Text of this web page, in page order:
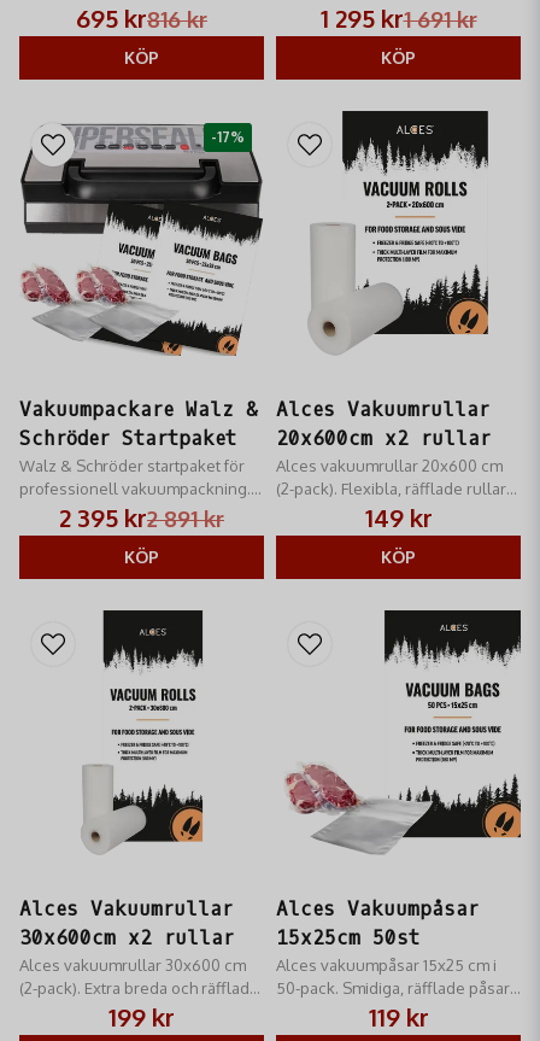
Råvaror!
816 kr
695 kr
KÖP
effektiv vakuumpackning av vilt
och fisk. Innehåller 48m rulle i två
1 691 kr
1 295 kr
KÖP
Vakuumpackare Walz &
Schröder Startpaket
Walz & Schröder startpaket för
professionell vakuumpackning.
Innehåller robust maskin samt
100 påsar och 24m rulle. Optimalt
skydd för viltkött.
2 891 kr
2 395 kr
KÖP
-17%
Alces Vakuumrullar
20x600cm x2 rullar
Alces vakuumrullar 20x600 cm
(2-pack). Flexibla, räfflade rullar
för kundanpassade påsar.
Skyddar mot frysbränna och
passar de flesta
vakuummaskiner.
149 kr
KÖP
Alces Vakuumrullar
30x600cm x2 rullar
Alces vakuumrullar 30x600 cm
(2-pack). Extra breda och räfflade
rullar för stora styckdetaljer.
Skyddar mot frysbränna och
199 kr
Alces Vakuumpåsar
15x25cm 50st
Alces vakuumpåsar 15x25 cm i
50-pack. Smidiga, räfflade påsar
för mindre portioner. Skyddar
mot frostskador och förlänger
119 kr